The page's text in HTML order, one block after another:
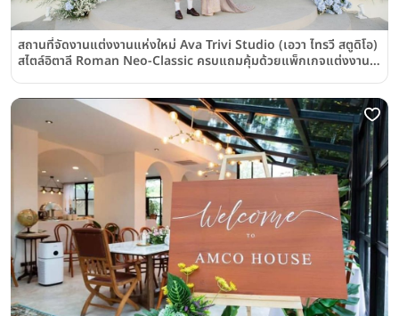
สถานที่จัดงานแต่งงานแห่งใหม่ Ava Trivi Studio (เอวา ไทรวี สตูดิโอ)
สไตล์อิตาลี Roman Neo-Classic ครบแถมคุ้มด้วยแพ็กเกจแต่งงาน